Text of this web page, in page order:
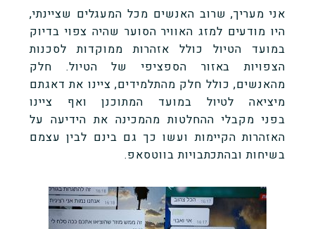
אני מעריך, שרוב האנשים מכל המעגלים שציינתי,
היו מודעים למזג האוויר הסוער שהיה צפוי בדיוק
במועד הטיול כולל אזהרות ממוקדות לסכנות
הצפויות באזור הספציפי של הטיול. חלק
מהאנשים, כולל חלק מהתלמידים, ציינו את דאגתם
מיציאה לטיול במועד המתוכנן ואף ציינו
בפני מקבלי ההחלטות מהמכינה את הידיעה על
האזהרות הקיימות ועשו כך גם בינם לבין עצמם
בשיחות ובהתכתבויות בווטסאפ.